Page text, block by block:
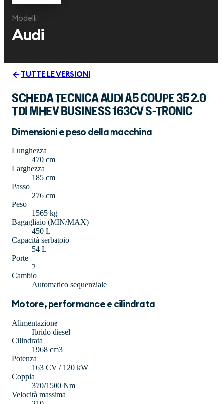
Modelli
Audi
TUTTE LE VERSIONI
SCHEDA TECNICA AUDI A5 COUPE 35 2.0
TDI MHEV BUSINESS 163CV S-TRONIC
Dimensioni e peso della macchina
Lunghezza
470 cm
Larghezza
185 cm
Passo
276 cm
Peso
1565 kg
Bagagliaio (MIN/MAX)
450 L
Capacità serbatoio
54 L
Porte
2
Cambio
Automatico sequenziale
Motore, performance e cilindrata
Alimentazione
Ibrido diesel
Cilindrata
1968 cm3
Potenza
163 CV / 120 kW
Coppia
370/1500 Nm
Velocità massima